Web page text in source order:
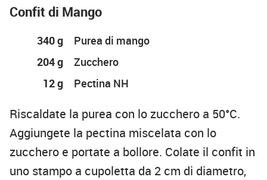
Confit di Mango
340 g
Purea di mango
204 g
Zucchero
12 g
Pectina NH
Riscaldate la purea con lo zucchero a 50°C.
Aggiungete la pectina miscelata con lo
zucchero e portate a bollore. Colate il confit in
uno stampo a cupoletta da 2 cm di diametro,